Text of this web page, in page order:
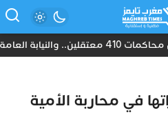
تبحث عن حل قانوني
في محاربة الأمية